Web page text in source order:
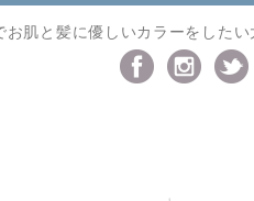
肌と髪に優しいカラーをしたい